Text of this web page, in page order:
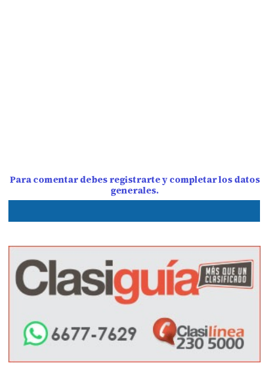
Para comentar debes registrarte y completar los datos
generales.